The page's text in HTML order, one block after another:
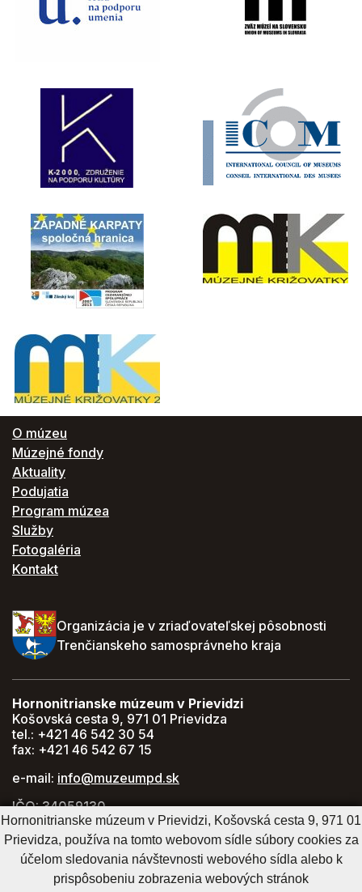
O múzeu
Múzejné fondy
Aktuality
Podujatia
Program múzea
Služby
Fotogaléria
Kontakt
Organizácia je v zriaďovateľskej pôsobnosti
Trenčianskeho samosprávneho kraja
Hornonitrianske múzeum v Prievidzi
Košovská cesta 9, 971 01 Prievidza
tel.: +421 46 542 30 54
fax: +421 46 542 67 15
e-mail: info@muzeumpd.sk
IČO: 34059130
DIČ: 2021447274
GPS: 48.770071, 18.620043
Hornonitrianske múzeum v Prievidzi, Košovská cesta 9, 971 01
Prievidza, používa na tomto webovom sídle súbory cookies za
účelom sledovania návštevnosti webového sídla alebo k
prispôsobeniu zobrazenia webových stránok